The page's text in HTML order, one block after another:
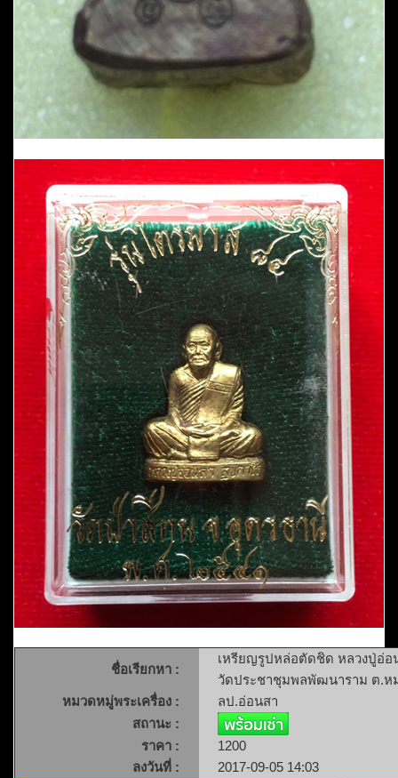
ชื่อเรียกหา :
เหรียญรูปหล่อตัดชิด หลวงปู่อ่อ
วัดประชาชุมพลพัฒนาราม ต.ห
หมวดหมู่พระเครื่อง :
ลป.อ่อนสา
สถานะ :
ราคา :
1200
ลงวันที่ :
2017-09-05 14:03